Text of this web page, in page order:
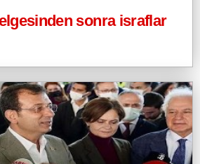
sonra israflar